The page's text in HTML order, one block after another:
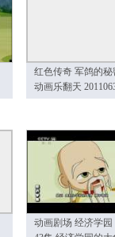
红色传奇 军鸽的秘
动画乐翻天
动画剧场 经济学园